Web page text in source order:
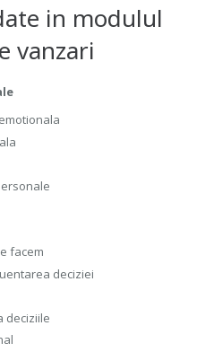
in modulul
vanzari
facem
deciziei
deciziile